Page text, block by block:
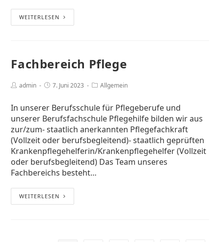
WEITERLESEN
Fachbereich Pflege
admin 7. Juni 2023 Allgemein
In unserer Berufsschule für Pflegeberufe und
unserer Berufsfachschule Pflegehilfe bilden wir aus
zur/zum- staatlich anerkannten Pflegefachkraft
(Vollzeit oder berufsbegleitend)- staatlich geprüften
Krankenpflegehelferin/Krankenpflegehelfer (Vollzeit
oder berufsbegleitend) Das Team unseres
Fachbereichs besteht…
WEITERLESEN